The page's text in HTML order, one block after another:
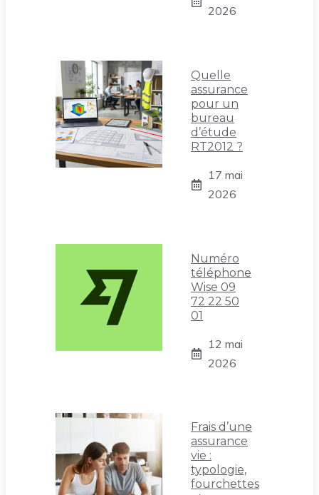
2026
Quelle
assurance
pour un
bureau
d’étude
RT2012 ?
17 mai
2026
Numéro
téléphone
Wise 09
72 22 50
01
12 mai
2026
Frais d’une
assurance
vie :
typologie,
fourchettes